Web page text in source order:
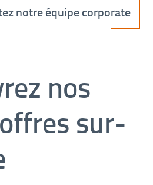
notre équipe corporate
nos
sur-